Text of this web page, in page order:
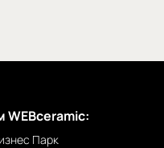
WEBceramic:
Парк